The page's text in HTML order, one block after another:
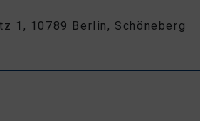
1, 10789 Berlin, Schöneberg